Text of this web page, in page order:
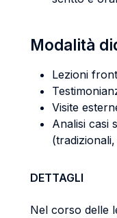
Modalità
Lezioni
Visite
Analisi casi
DETTAGLI
Nel corso delle